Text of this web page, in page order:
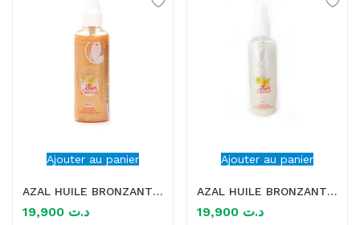
Ajouter au panier
AZAL HUILE BRONZANTE PAILLETEE DOREE SUN SECRET -100ML
د.ت
Ajouter au panier
AZAL HUILE BRONZANTE PAILLETEE PEARL SUN SECRET -100ML
د.ت